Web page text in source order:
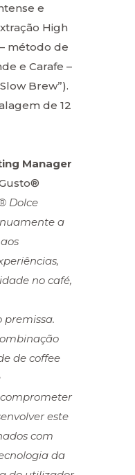
e
High
método de
e Carafe –
Brew”).
de 12
Manager
Dolce
a
no café,
de coffee
este
com
da